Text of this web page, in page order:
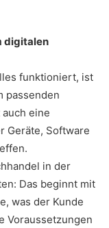
digitalen
funktioniert, ist
passenden
eine
Geräte, Software
in der
Das beginnt mit
was der Kunde
Voraussetzungen